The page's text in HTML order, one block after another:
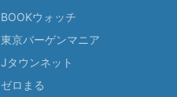
BOOKウォッチ
東京バーゲンマニア
Jタウンネット
ゼロまる